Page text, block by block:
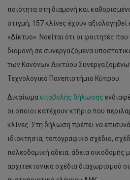
ποιότητα στη διαμονή και
στιγμή, 157 κλίνες έχουν αξιολογηθεί
«Δίκτυο». Νοείται ότι οι φοιτητές που
διαμονή σε συνεργαζόμενα
των Κανόνων Δικτύου
Τεχνολογικό Πανεπιστήμιο Κύπρου.
Δικαίωμα υποβολής δήλωσης
οι οποίοι κατέχουν κτήριο που
κλίνες. Στη δήλωση πρέπει να
ιδιοκτησία, τοπογραφικό σχέδιο,
πολεοδομική άδεια, άδεια οικοδομής
αρχιτεκτονικά σχέδια διαχωρισμού